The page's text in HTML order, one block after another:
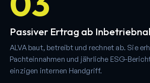
Passiver Ertrag ab
ALVA baut, betreibt und rechnet ab. Sie
Pachteinnahmen und jährliche ESG-
einzigen internen Handgriff.